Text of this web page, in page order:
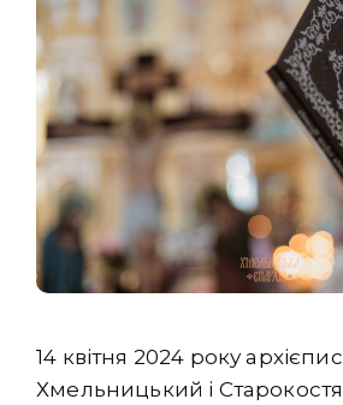
14 квітня 2024 року
Хмельницький і